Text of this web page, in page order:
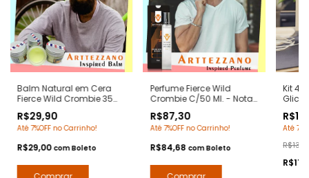
Balm Natural em Cera
Fierce Wild Crombie 35
Abercrombie - Pomada
Modeladora Anti Frizz
R$29,90
Até 7%OFF no Carrinho!
R$29,00 comBoleto
Perfume Fierce Wild
Crombie C/50 Ml. - Notas
Contratipos Premium -
Arte 1 Perfumes
R$87,30
Até 7%OFF no Carrinho!
R$84,68 comBoleto
Kit 4
-
Até